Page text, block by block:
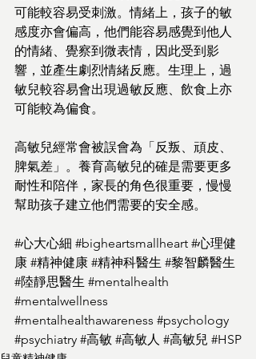
可能較容易受刺激。情緒上，孩子的敏
感度亦會偏高，他們能容易感覺到他人
的情緒、覺察到微表情，因此受到影
響，並產生劇烈情緒反應。生理上，過
敏兒較容易會出現過敏反應、飲食上亦
可能較為偏食。
高敏兒經常會被誤會為「反叛、頑皮、
脾氣差」。養育高敏兒的確是需要更多
耐性和陪伴，家長的角色很重要，慢慢
幫助孩子建立他們需要的安全感。
#心大心細 #bigheartsmallheart #心理健
康 #精神健康 #精神科醫生 #黎智麟醫生
#陸靜思醫生 #mentalhealth
#mentalwellness
#mentalhealthawareness #psychology
#psychiatry #高敏 #高敏人 #高敏兒 #HSP